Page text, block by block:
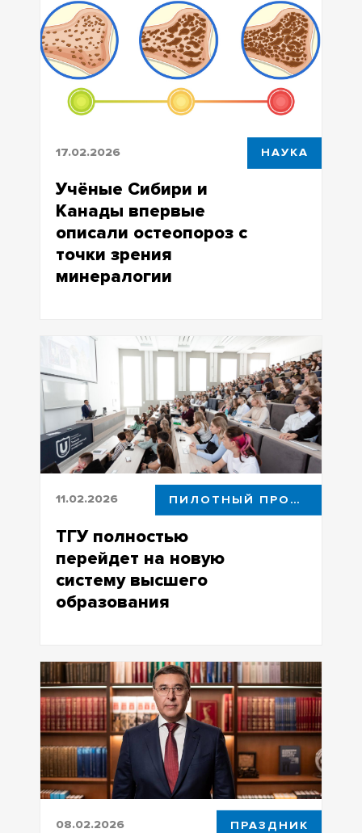
университетами и Ассоциациtq
юристов России
17.02.2026 НАУКА
Учёные Сибири и
Канады впервые
описали остеопороз с
точки зрения
минералогии
Иркутска и Канады впервые описали
изменения кости при остеопорозе с
точки зрения минералогии
11.02.2026 ПИЛОТНЫЙ ПРОЕКТ
ТГУ полностью
перейдет на новую
систему высшего
образования
поступающие в магистратуру и
аспирантуру ТГУ будут учиться на
пилотных направлениях
08.02.2026 ПРАЗДНИК